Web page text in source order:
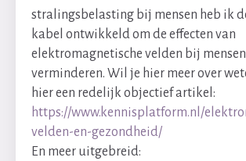
stralingsbelasting bij mensen heb ik
kabel ontwikkeld om de effecten van
elektromagnetische velden bij
verminderen. Wil je hier meer over
hier een redelijk objectief artikel:
https://www.kennisplatform.nl/
velden-en-gezondheid/
En meer uitgebreid: